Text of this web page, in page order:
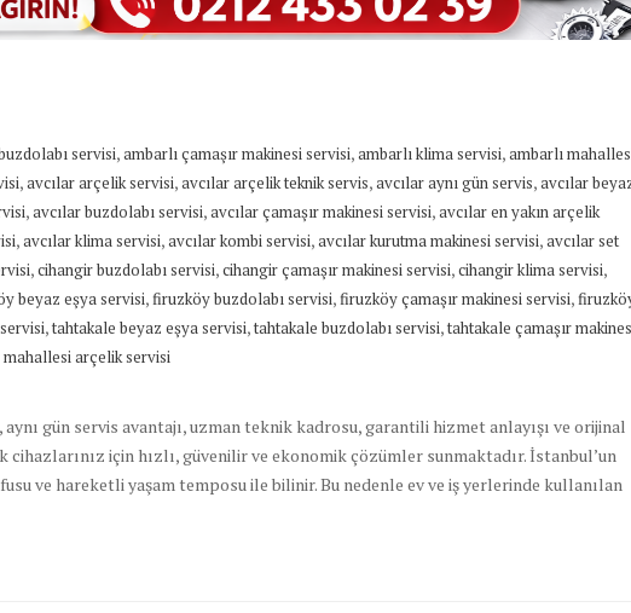
servisi,ambarlı çamaşır makinesi servisi,ambarlı klima servisi,ambarlı
,avcılar arçelik servisi,avcılar arçelik teknik servis,avcılar aynı gün servis,avcılar
,avcılar buzdolabı servisi,avcılar çamaşır makinesi servisi,avcılar en yakın arçelik
,avcılar klima servisi,avcılar kombi servisi,avcılar kurutma makinesi servisi,avcılar set
,cihangir buzdolabı servisi,cihangir çamaşır makinesi servisi,cihangir klima servisi,
beyaz eşya servisi,firuzköy buzdolabı servisi,firuzköy çamaşır makinesi servisi,
,tahtakale beyaz eşya servisi,tahtakale buzdolabı servisi,tahtakale çamaşır
arçelik servisi
aynı gün servis avantajı, uzman teknik kadrosu, garantili hizmet anlayışı ve orijinal
için hızlı, güvenilir ve ekonomik çözümler sunmaktadır. İstanbul’un
ve hareketli yaşam temposu ile bilinir. Bu nedenle ev ve iş yerlerinde kullanılan